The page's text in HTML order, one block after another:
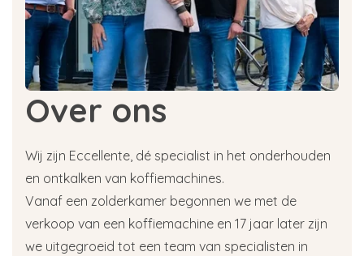
Over ons
Wij zijn Eccellente, dé specialist in het onderhouden
en ontkalken van koffiemachines.
Vanaf een zolderkamer begonnen we met de
verkoop van een koffiemachine en 17 jaar later zijn
we uitgegroeid tot een team van specialisten in